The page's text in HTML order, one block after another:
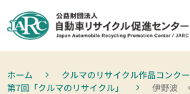
ホーム
クルマのリサイクル作品コンク
第7回「クルマのリサイクル」
伊野波